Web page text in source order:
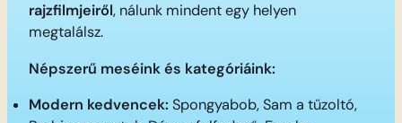
rajzfilmjeiről, nálunk mindent egy helyen
megtalálsz.
Népszerű meséink és kategóriáink:
Modern kedvencek: Spongyabob, Sam a tűzoltó,